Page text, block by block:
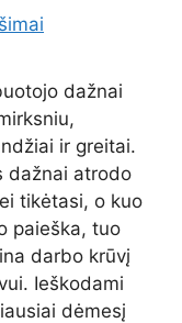
dažnai
ir greitai.
dažnai atrodo
tikėtasi, o kuo
paieška, tuo
darbo krūvį
Ieškodami
dėmesį